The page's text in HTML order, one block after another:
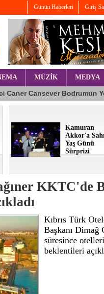
Günün Haberleri Giriş
MÜZİK MEDYA
Kamuran
Akkor'a
Yaş Günü
Sürprizi
KKTC'de
Kıbrıs Türk
Başkanı Dimağ
süresince
beklentileri